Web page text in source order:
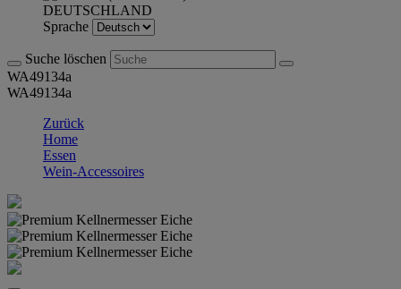
DEUTSCHLAND
Sprache
Suche löschen
WA49134a
WA49134a
Zurück
Home
Essen
Wein-Accessoires